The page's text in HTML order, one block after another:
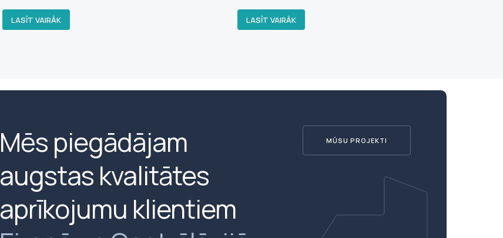
LASĪT VAIRĀK LASĪT VAIRĀK
Mēs piegādājam
augstas kvalitātes
aprīkojumu klientiem
MŪSU PROJEKTI